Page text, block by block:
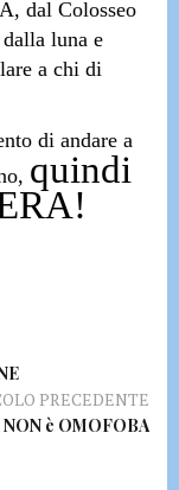
dal Colosseo
luna e
a chi di
di andare a
quindi
PRECEDENTE
è OMOFOBA